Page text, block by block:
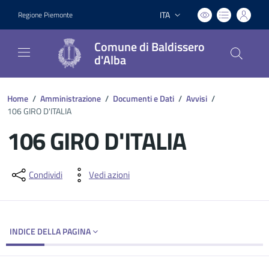
Regione Piemonte Lingua attiva:
ITA
Comune di Baldissero
d'Alba
Home / Amministrazione / Documenti e Dati / Avvisi /
106 GIRO D'ITALIA
106 GIRO D'ITALIA
Dettagli del documento
Condividi Vedi azioni
INDICE DELLA PAGINA